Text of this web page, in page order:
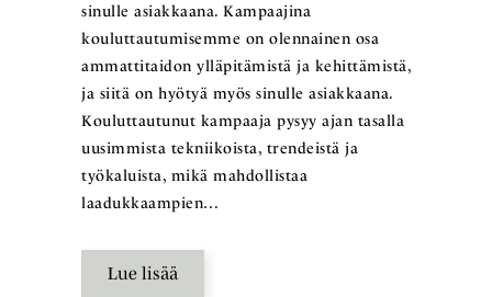
sinulle asiakkaana. Kampaajina
kouluttautumisemme on olennainen osa
ammattitaidon ylläpitämistä ja kehittämistä,
ja siitä on hyötyä myös sinulle asiakkaana.
Kouluttautunut kampaaja pysyy ajan tasalla
uusimmista tekniikoista, trendeistä ja
työkaluista, mikä mahdollistaa
laadukkaampien…
Lue lisää